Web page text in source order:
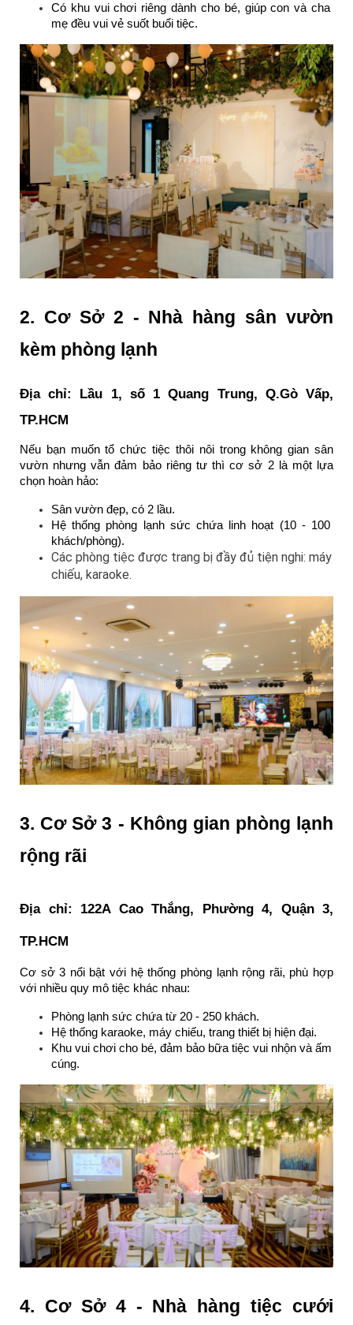
Có khu vui chơi riêng dành cho bé, giúp con và cha
mẹ đều vui vẻ suốt buổi tiệc.
2. Cơ Sở 2 - Nhà hàng sân vườn
kèm phòng lạnh
Địa chỉ: Lầu 1, số 1 Quang Trung, Q.Gò Vấp,
TP.HCM
Nếu bạn muốn tổ chức tiệc thôi nôi trong không gian sân
vườn nhưng vẫn đảm bảo riêng tư thì cơ sở 2 là một lựa
chọn hoàn hảo:
Sân vườn đẹp, có 2 lầu.
Hệ thống phòng lạnh sức chứa linh hoạt (10 - 100
khách/phòng).
Các phòng tiệc được trang bị đầy đủ tiện nghi: máy
chiếu, karaoke.
3. Cơ Sở 3 - Không gian phòng lạnh
rộng rãi
Địa chỉ: 122A Cao Thắng, Phường 4, Quận 3,
TP.HCM
Cơ sở 3 nổi bật với hệ thống phòng lạnh rộng rãi, phù hợp
với nhiều quy mô tiệc khác nhau:
Phòng lạnh sức chứa từ 20 - 250 khách.
Hệ thống karaoke, máy chiếu, trang thiết bị hiện đại.
Khu vui chơi cho bé, đảm bảo bữa tiệc vui nhộn và ấm
cúng.
4. Cơ Sở 4 - Nhà hàng tiệc cưới